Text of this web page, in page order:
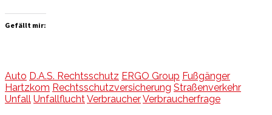
Gefällt mir:
Auto D.A.S. Rechtsschutz ERGO Group Fußgänger
Hartzkom Rechtsschutzversicherung Straßenverkehr
Unfall UnfallfluchtVerbraucherVerbraucherfrage